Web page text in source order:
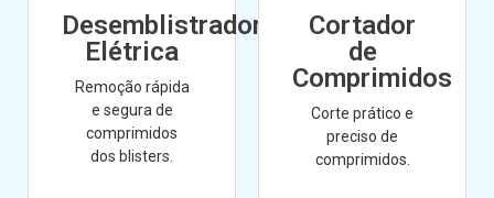
Desemblistradora
Elétrica
Remoção rápida
e segura de
comprimidos
dos blisters.
Cortador
de
Comprimidos
Corte prático e
preciso de
comprimidos.